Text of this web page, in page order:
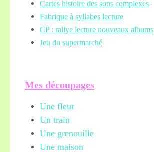
Cartes histoire des sons complexes
Fabrique à syllabes lecture
CP : rallye lecture nouveaux albums
Jeu du supermarché
Mes découpages
Une fleur
Un train
Une grenouille
Une maison